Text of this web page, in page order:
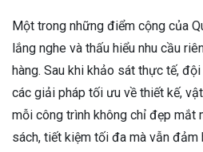
Một trong những điểm cộng của
lắng nghe và thấu hiểu nhu cầu
hàng. Sau khi khảo sát thực tế,
các giải pháp tối ưu về thiết kế,
mỗi công trình không chỉ đẹp mắt
sách, tiết kiệm tối đa mà vẫn